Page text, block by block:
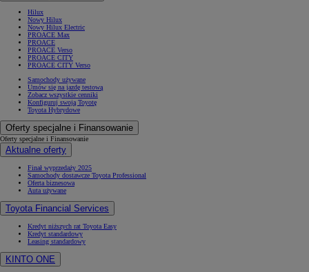
Hilux
Nowy Hilux
Nowy Hilux Electric
PROACE Max
PROACE
PROACE Verso
PROACE CITY
PROACE CITY Verso
Samochody używane
Umów się na jazdę testową
Zobacz wszystkie cenniki
Konfiguruj swoją Toyotę
Toyota Hybrydowe
Oferty specjalne i Finansowanie
Oferty specjalne i Finansowanie
Aktualne oferty
Finał wyprzedaży 2025
Samochody dostawcze Toyota Professional
Oferta biznesowa
Auta używane
Toyota Financial Services
Kredyt niższych rat Toyota Easy
Kredyt standardowy
Leasing standardowy
KINTO ONE